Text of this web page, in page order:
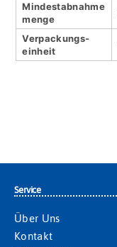
Mindestabnahme
menge
Verpackungs­
einheit
Service
Über Uns
Kontakt